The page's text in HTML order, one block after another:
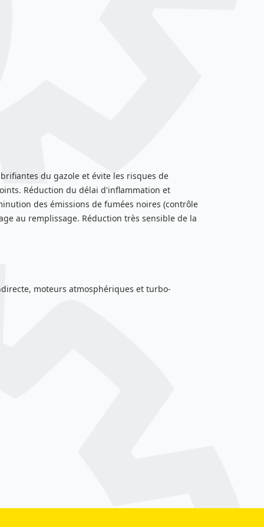
du gazole et évite les risques de
Réduction du délai d'inflammation et
des émissions de fumées noires (contrôle
au remplissage. Réduction très sensible de la
moteurs atmosphériques et turbo-